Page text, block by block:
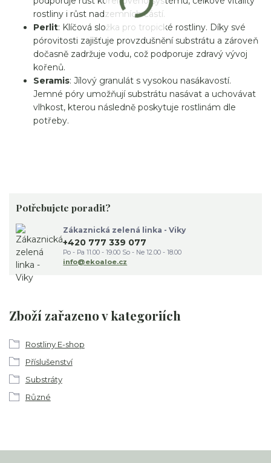
rostliny i růst nadzemních částí.
Perlit: Klíčová složka pro tropické rostliny. Díky své
pórovitosti zajišťuje provzdušnění substrátu a zároveň
dočasně zadržuje vodu, což podporuje zdravý vývoj
kořenů.
Seramis: Jílový granulát s vysokou nasákavostí.
Jemné póry umožňují substrátu nasávat a uchovávat
vlhkost, kterou následně poskytuje rostlinám dle
potřeby.
Zboží zařazeno v kategoriích
Rostliny E-shop
Příslušenství
Substráty
Různé
Potřebujete poradit?
Zákaznická zelená linka - Viky
+420 777 339 077
Po - Pa 11.00 - 19.00 So - Ne 12.00 - 18.00
info@ekoaloe.cz